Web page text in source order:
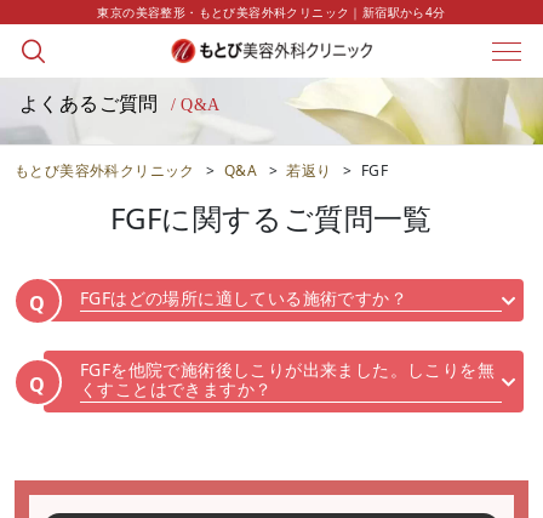
東京の美容整形・もとび美容外科クリニック｜新宿駅から4分
よくあるご質問 / Q&A
もとび美容外科クリニック > Q&A > 若返り > FGF
FGFに関するご質問一覧
Q FGFはどの場所に適している施術ですか？
Q
FGFを他院で施術後しこりが出来ました。しこりを無
くすことはできますか？